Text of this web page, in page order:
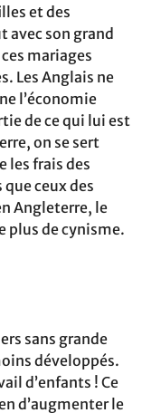
et des
avec son grand
mariages
Les Anglais ne
l’économie
de ce qui lui est
on se sert
les frais des
ceux des
Angleterre, le
plus de cynisme.
sans grande
développés.
d’enfants ! Ce
d’augmenter le